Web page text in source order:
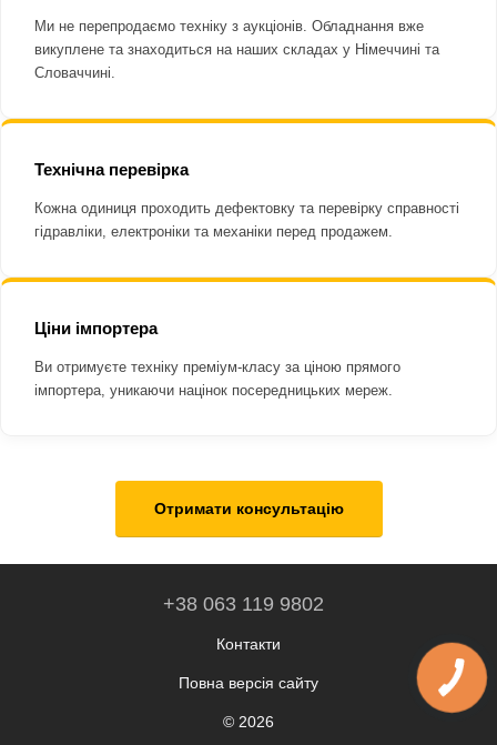
Ми не перепродаємо техніку з аукціонів. Обладнання вже
викуплене та знаходиться на наших складах у Німеччині та
Словаччині.
Технічна перевірка
Кожна одиниця проходить дефектовку та перевірку справності
гідравліки, електроніки та механіки перед продажем.
Ціни імпортера
Ви отримуєте техніку преміум-класу за ціною прямого
імпортера, уникаючи націнок посередницьких мереж.
Отримати консультацію
+38 063 119 9802
Контакти
Повна версія сайту
© 2026